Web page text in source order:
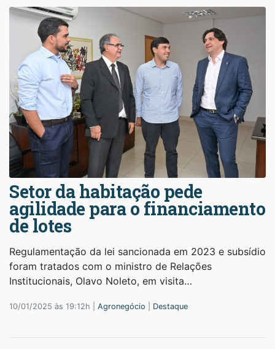
Setor da habitação pede
agilidade para o financiamento
de lotes
Regulamentação da lei sancionada em 2023 e subsídio
foram tratados com o ministro de Relações
Institucionais, Olavo Noleto, em visita…
10/01/2025 às 19:12h | Agronegócio Destaque